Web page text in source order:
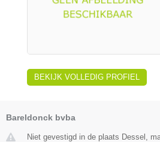
BEKIJK VOLLEDIG PROFIEL
Bareldonck bvba
Niet gevestigd in de plaats Dessel,